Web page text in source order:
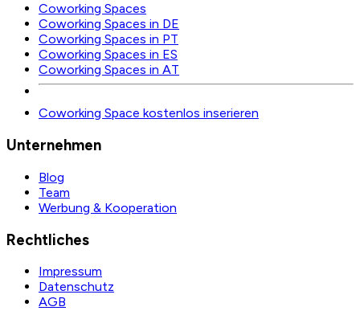
Coworking Spaces
Coworking Spaces in DE
Coworking Spaces in PT
Coworking Spaces in ES
Coworking Spaces in AT
Coworking Space kostenlos inserieren
Unternehmen
Blog
Team
Werbung & Kooperation
Rechtliches
Impressum
Datenschutz
AGB